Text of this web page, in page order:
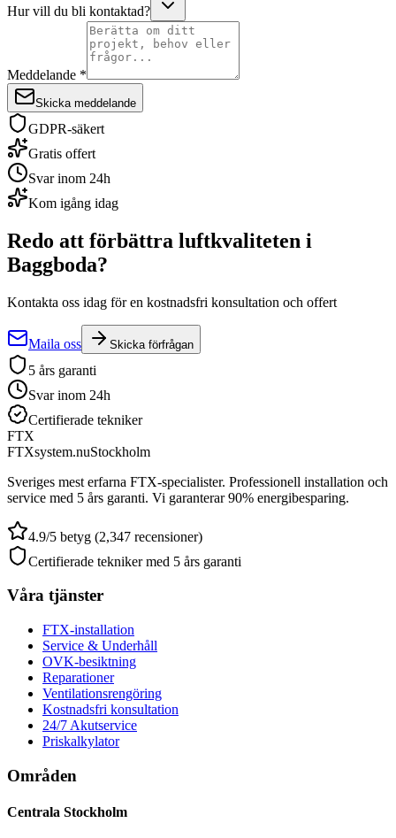
Hur vill du bli kontaktad?
Meddelande *
Skicka meddelande
GDPR-säkert
Gratis offert
Svar inom 24h
Kom igång idag
Redo att förbättra luftkvaliteten i
Baggboda?
Kontakta oss idag för en kostnadsfri konsultation och offert
Maila oss Skicka förfrågan
5 års garanti
Svar inom 24h
Certifierade tekniker
FTX
FTXsystem.nuStockholm
Sveriges mest erfarna FTX-specialister. Professionell installation och
service med 5 års garanti. Vi garanterar 90% energibesparing.
4.9/5 betyg (2,347 recensioner)
Certifierade tekniker med 5 års garanti
Våra tjänster
FTX-installation
Service & Underhåll
OVK-besiktning
Reparationer
Ventilationsrengöring
Kostnadsfri konsultation
24/7 Akutservice
Priskalkylator
Områden
Centrala Stockholm